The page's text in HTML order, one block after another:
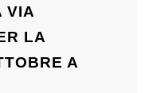
VIA
LA
A